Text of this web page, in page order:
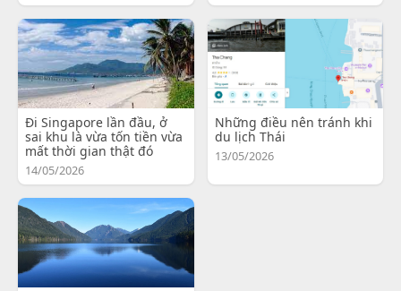
Đi Singapore lần đầu, ở
sai khu là vừa tốn tiền vừa
mất thời gian thật đó
14/05/2026
Những điều nên tránh khi
du lịch Thái
13/05/2026